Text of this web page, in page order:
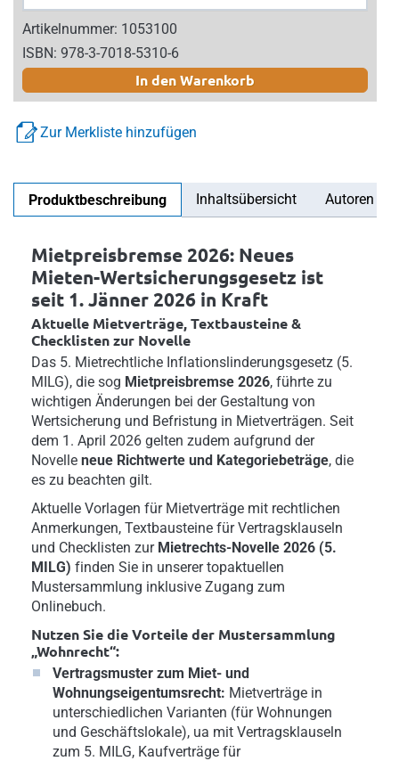
Artikelnummer: 1053100
ISBN: 978-3-7018-5310-6
In den Warenkorb
Zur Merkliste hinzufügen
Produktbeschreibung Inhaltsübersicht Autoren
Mietpreisbremse 2026: Neues
Mieten-Wertsicherungsgesetz ist
seit 1. Jänner 2026 in Kraft
Aktuelle Mietverträge, Textbausteine &
Checklisten zur Novelle
Das 5. Mietrechtliche Inflationslinderungsgesetz (5.
MILG), die sog Mietpreisbremse 2026, führte zu
wichtigen Änderungen bei der Gestaltung von
Wertsicherung und Befristung in Mietverträgen. Seit
dem 1. April 2026 gelten zudem aufgrund der
Novelle neue Richtwerte und Kategoriebeträge, die
es zu beachten gilt.
Aktuelle Vorlagen für Mietverträge mit rechtlichen
Anmerkungen, Textbausteine für Vertragsklauseln
und Checklisten zur Mietrechts-Novelle 2026 (5.
MILG) finden Sie in unserer topaktuellen
Mustersammlung inklusive Zugang zum
Onlinebuch.
Nutzen Sie die Vorteile der Mustersammlung
„Wohnrecht“:
Vertragsmuster zum Miet- und
Wohnungseigentumsrecht: Mietverträge in
unterschiedlichen Varianten (für Wohnungen
und Geschäftslokale), ua mit Vertragsklauseln
zum 5. MILG, Kaufverträge für